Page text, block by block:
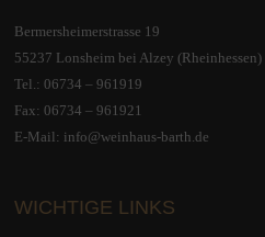
Bermersheimerstrasse 19
55237 Lonsheim bei Alzey (Rheinhessen)
Tel.:06734 – 961919
Fax: 06734 – 961921
E-Mail: info@weinhaus-barth.de
WICHTIGE LINKS